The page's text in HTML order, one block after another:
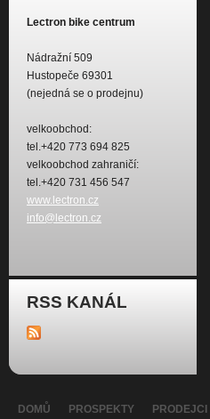
Lectron bike centrum
Nádražní 509
Hustopeče 69301
(nejedná se o prodejnu)
velkoobchod:
tel.+420 773 694 825
velkoobchod zahraničí:
tel.+420 731 456 547
www.lectron.cz
info@lectron.cz
RSS KANÁL
DOMŮ PROSPEKTY PRODEJCI